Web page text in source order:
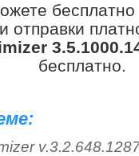
бесплатно
отправки
бесплатно.